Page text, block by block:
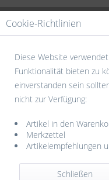
Dieser Artikel
Cookie-Richtlinien
Diese Website
Funktionalität bieten zu
einverstanden sein
nicht zur Verfügung:
Artikel in den
Merkzettel
Artikelempfehlungen
Schließen